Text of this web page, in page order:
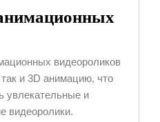
видеороликов
и 3D анимацию, что
увлекательные и
видеоролики.